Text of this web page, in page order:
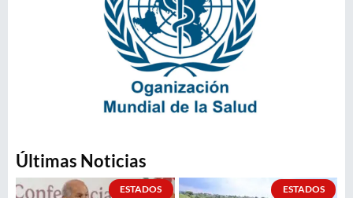
Últimas Noticias
ESTADOS ESTADOS